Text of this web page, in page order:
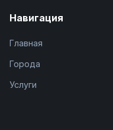
Навигация
Главная
Города
Услуги